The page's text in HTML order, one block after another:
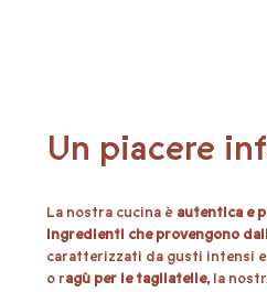
Un piacere
La nostra cucina è autentica e
ingredienti che provengono
caratterizzati da gusti intensi e
o ragù per le tagliatelle, la
Sali con la seggiovia Roter
Teufelsegg è proprio nel cuore
Terrazza al sole on,
tuo spritz nel punto più
panoramica inclusa.
Metti gli sci e via… verso il
Teufelsegg, propriovicino alla